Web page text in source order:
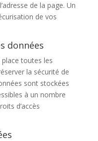
de la page. Un
de vos
données
toutes les
la sécurité de
sont stockées
à un nombre
d’accès